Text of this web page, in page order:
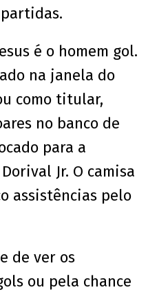
é o homem gol.
na janela do
como titular,
no banco de
para a
Jr. O camisa
assistências pelo
de ver os
ou pela chance